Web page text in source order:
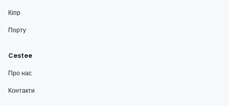
Кіпр
Порту
Cestee
Про нас
Контакти